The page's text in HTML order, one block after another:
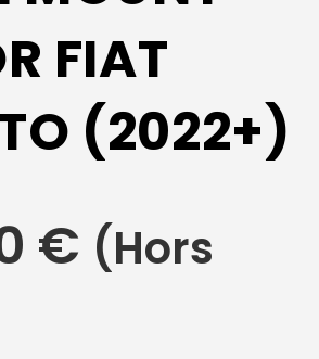
FIAT
(2022+)
€ (Hors